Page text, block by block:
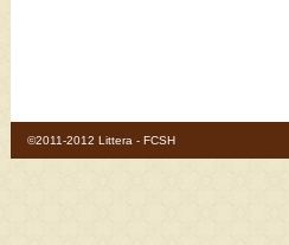
©2011-2012 Littera - FCSH